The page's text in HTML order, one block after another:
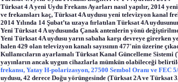
Türksat 4 A yeni Uydu Frekans Ayarları nasıl yapılır, 2014
ve frekansları kaç, Türksat 4A uydusu yeni televizyon kanal
2014 Yılında 14 Şubat’ta uzaya fırlatılan Türksat 4A
Yeni Türksat 4 A uydusunda Çanak antenlerin yönü
Yeni Türksat 4A uydusu yarın sabaha karşı devreye girerken
halen 429 olan televizyon kanalı sayısının 477′nin üzerine
Kullanıcıların ayarlamalı Türksat Kanal Güncelleme
yayınların ancak uygun cihazlarla mümkün olabileceği
frekansı, Yatay H-polarizasyon, 27500 Sembol Oranı ve FEC
uydusu, 42 derece Doğu yörüngesinde (Türksat 2A ve Türksat